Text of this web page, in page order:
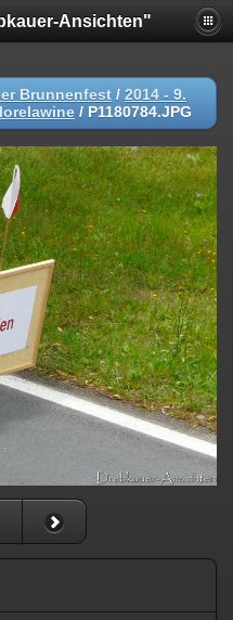
Ansichten"
Brunnenfest / 2014 - 9.
/ P1180784.JPG